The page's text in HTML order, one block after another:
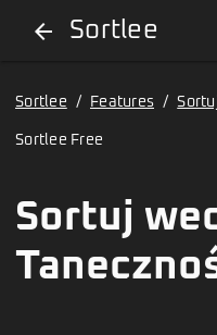
arrow_back Sortlee
Sortlee / Features /
Sortlee Free
Sortuj